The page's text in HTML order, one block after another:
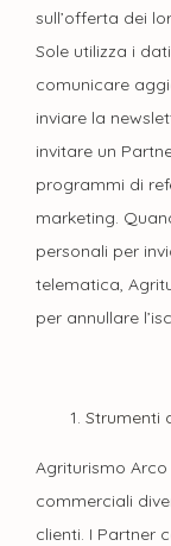
sull’offerta dei
Sole utilizza i
comunicare
inviare la
invitare un
programmi di
marketing.
personali per
telematica,
per annullare
Strumenti
Agriturismo
commerciali
clienti. I Partner